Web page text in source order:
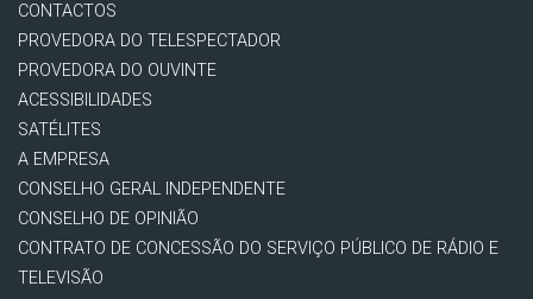
CONTACTOS
PROVEDORA DO TELESPECTADOR
PROVEDORA DO OUVINTE
ACESSIBILIDADES
SATÉLITES
A EMPRESA
CONSELHO GERAL INDEPENDENTE
CONSELHO DE OPINIÃO
CONTRATO DE CONCESSÃO DO SERVIÇO PÚBLICO DE RÁDIO E
TELEVISÃO